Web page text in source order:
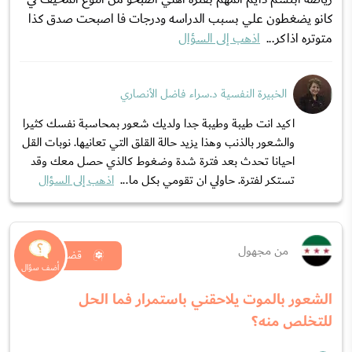
كانو يضغطون علي بسبب الدراسه ودرجات فا اصبحت صدق كذا
متوتره اذاكر... اذهب إلى السؤال
الخبيرة النفسية د.سراء فاضل الأنصاري
اكيد انت طيبة وطيبة جدا ولديك شعور بمحاسبة نفسك كثيرا
والشعور بالذنب وهذا يزيد حالة القلق التي تعانيها. نوبات القل
احيانا تحدث بعد فترة شدة وضغوط كالذي حصل معك وقد
تستكر لفترة. حاولي ان تقومي بكل ما... اذهب إلى السؤال
من مجهول
الشعور بالموت يلاحقني باستمرار فما الحل
للتخلص منه؟
قضايا نفسية